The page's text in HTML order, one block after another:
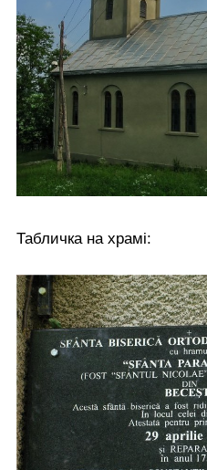
Табличка на храмі: